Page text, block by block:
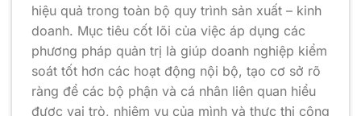
hiệu quả trong toàn bộ quy trình sản xuất – kinh
doanh. Mục tiêu cốt lõi của việc áp dụng các
phương pháp quản trị là giúp doanh nghiệp kiểm
soát tốt hơn các hoạt động nội bộ, tạo cơ sở rõ
ràng để các bộ phận và cá nhân liên quan hiểu
được vai trò, nhiệm vụ của mình và thực thi công